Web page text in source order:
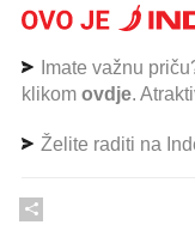
Imate važnu
klikom ovdje.
Želite raditi na